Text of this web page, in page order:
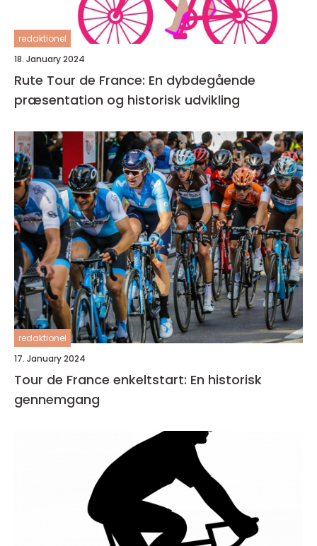
redaktionel
18. January 2024
Rute Tour de France: En dybdegående
præsentation og historisk udvikling
redaktionel
17. January 2024
Tour de France enkeltstart: En historisk
gennemgang